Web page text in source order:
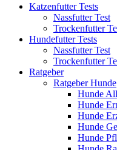
Katzenfutter Tests
Nassfutter Test
Trockenfutter
Hundefutter Tests
Nassfutter Test
Trockenfutter
Ratgeber
Ratgeber Hunde
Hunde
Hunde
Hunde
Hunde
Hunde